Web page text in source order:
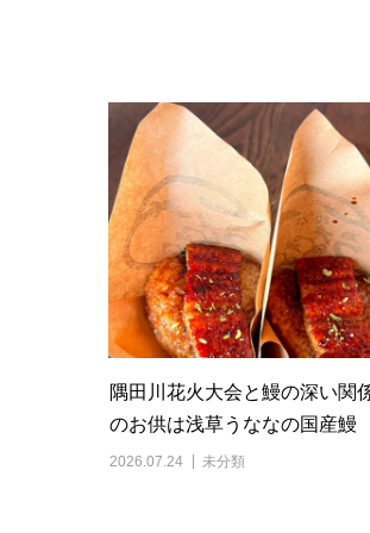
隅田川花火大会と鰻の深い関
のお供は浅草うななの国産鰻
2026.07.24 未分類